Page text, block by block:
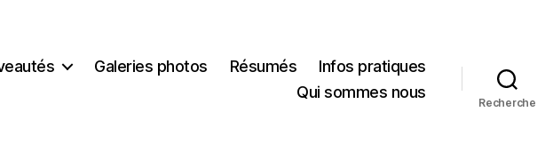
Galeries photos Résumés
Infos pratiques
Qui sommes nous
Recherche